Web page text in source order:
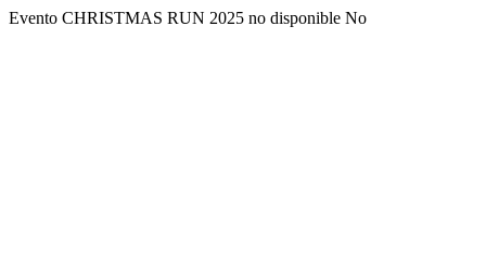
Evento CHRISTMAS RUN 2025 no disponible No